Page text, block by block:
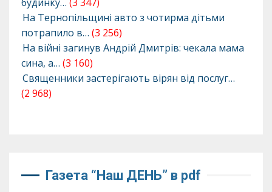
На Тернопільщині авто з чотирма дітьми
потрапило в… (3 256)
На війні загинув Андрій Дмитрів: чекала мама
сина, а… (3 160)
Священники застерігають вірян від послуг…
(2 968)
Газета “Наш ДЕНЬ” в pdf